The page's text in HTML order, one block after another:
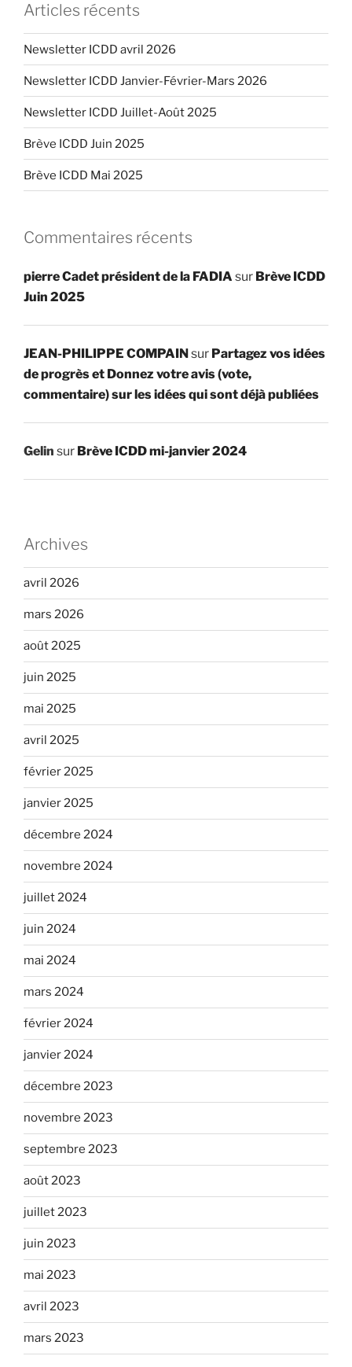
Articles récents
Newsletter ICDD avril 2026
Newsletter ICDD Janvier-Février-Mars 2026
Newsletter ICDD Juillet-Août 2025
Brève ICDD Juin 2025
Brève ICDD Mai 2025
Commentaires récents
pierre Cadet président de la FADIA sur Brève ICDD
Juin 2025
JEAN-PHILIPPE COMPAINsur Partagez vos idées
de progrès et Donnez votre avis (vote,
commentaire) sur les idées qui sont déjà publiées
Gelin sur Brève ICDD mi-janvier 2024
Archives
avril 2026
mars 2026
août 2025
juin 2025
mai 2025
avril 2025
février 2025
janvier 2025
décembre 2024
novembre 2024
juillet 2024
juin 2024
mai 2024
mars 2024
février 2024
janvier 2024
décembre 2023
novembre 2023
septembre 2023
août 2023
juillet 2023
juin 2023
mai 2023
avril 2023
mars 2023